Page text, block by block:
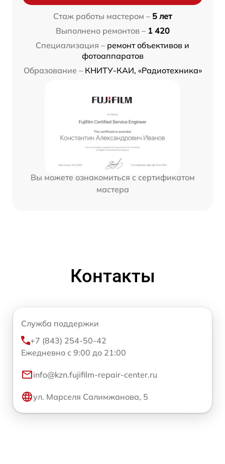
Стаж работы мастером – 5 лет
Выполнено ремонтов – 1 420
Специализация – ремонт объективов и
фотоаппаратов
Образование – КНИТУ-КАИ, «Радиотехника»
Вы можете ознакомиться с сертификатом
мастера
Контакты
Служба поддержки
+7 (843) 254-50-42
Ежедневно с 9:00 до 21:00
info@kzn.fujifilm-repair-center.ru
ул. Марселя Салимжанова, 5